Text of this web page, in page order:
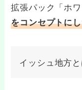
拡張パック「ホ
をコンセプトに
イッシュ地方と